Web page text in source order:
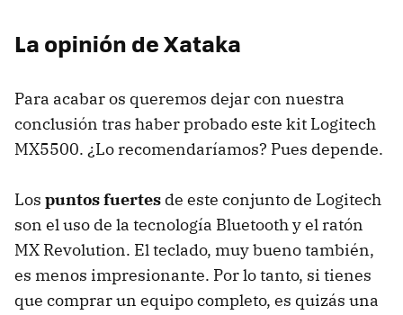
La opinión de Xataka
Para acabar os queremos dejar con nuestra
conclusión tras haber probado este kit Logitech
MX5500. ¿Lo recomendaríamos? Pues depende.
Los puntos fuertes de este conjunto de Logitech
son el uso de la tecnología Bluetooth y el ratón
MX Revolution. El teclado, muy bueno también,
es menos impresionante. Por lo tanto, si tienes
que comprar un equipo completo, es quizás una